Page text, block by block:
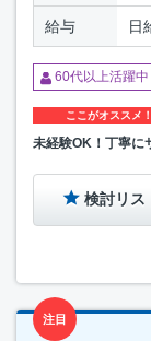
給与 日
60代以上活躍中
ここがオススメ！
未経験OK！丁寧に
検討リス
注目